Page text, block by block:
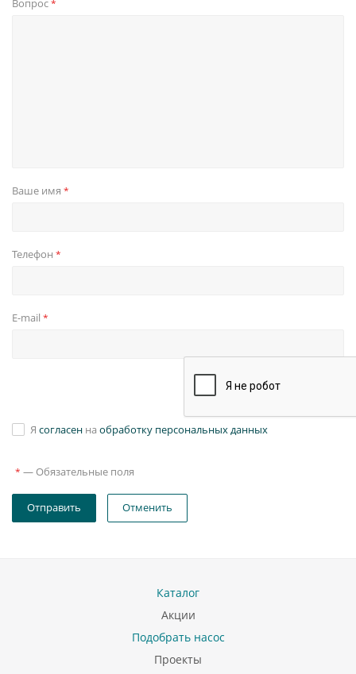
Вопрос*
Ваше имя *
Телефон *
E-mail *
Я согласен на обработку персональных данных
* — Обязательные поля
Отправить Отменить
Каталог
Акции
Подобрать насос
Проекты